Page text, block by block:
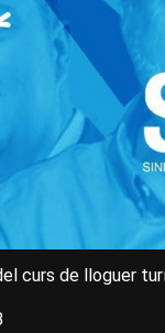
curs de lloguer